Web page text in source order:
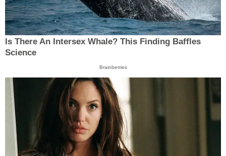
Is There An Intersex Whale? This Finding Baffles
Science
Brainberries